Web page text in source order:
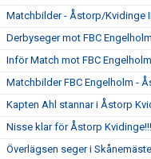
Matchbilder - Åstorp/Kvidinge
Derbyseger mot FBC
Inför Match mot FBC Engelholm
Matchbilder FBC Engelholm -
Kapten Ahl stannar i Åstorp
Nisse klar för Åstorp Kvidinge!!!
Överlägsen seger i